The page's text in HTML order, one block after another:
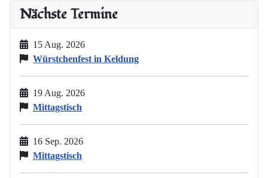
Nächste Termine
15 Aug. 2026
Würstchenfest in Keldung
19 Aug. 2026
Mittagstisch
16 Sep. 2026
Mittagstisch